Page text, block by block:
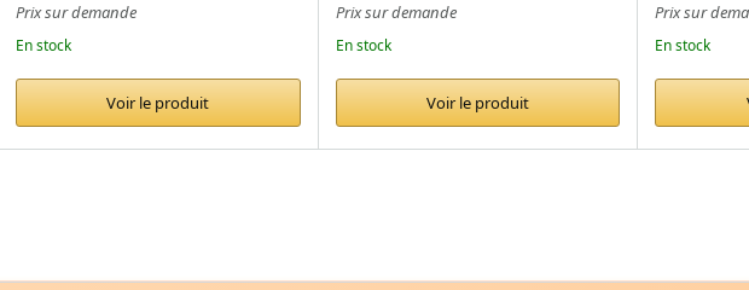
Prix sur demande
En stock
Voir le produit
Prix sur demande
En stock
Voir le produit
Prix sur
En stock